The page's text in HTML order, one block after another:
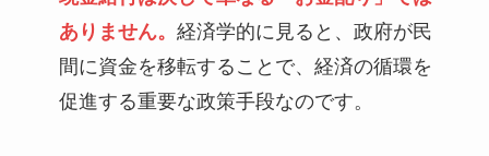
ありません。 経済学的に見ると、政府が民
間に資金を移転することで、経済の循環を
促進する重要な政策手段なのです。